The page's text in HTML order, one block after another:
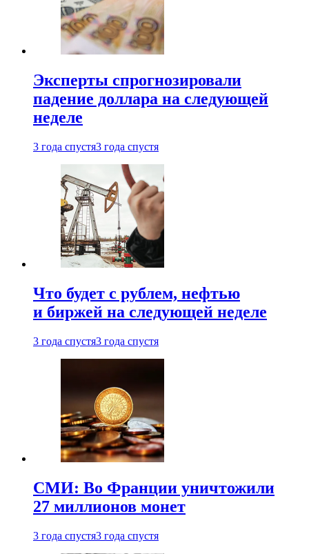
Эксперты спрогнозировали
падение доллара на следующей
неделе
3 года спустя3 года спустя
Что будет с рублем, нефтью
и биржей на следующей неделе
3 года спустя3 года спустя
СМИ: Во Франции уничтожили
27 миллионов монет
3 года спустя3 года спустя